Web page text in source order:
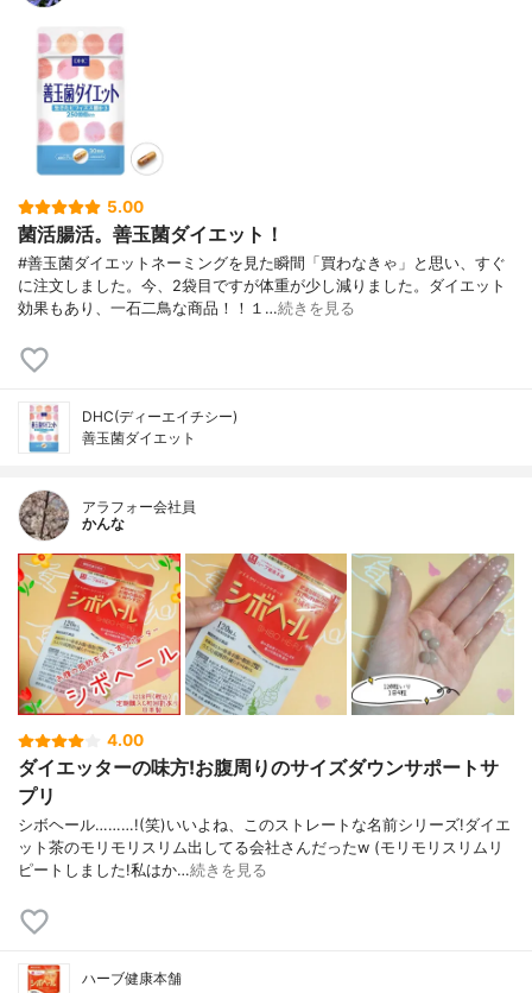
5.00
菌活腸活。善玉菌ダイエット！
#善玉菌ダイエットネーミングを見た瞬間「買わなきゃ」と思い、すぐ
に注文しました。今、2袋目ですが体重が少し減りました。ダイエット
効果もあり、一石二鳥な商品！！１…続きを見る
DHC(ディーエイチシー)
善玉菌ダイエット
アラフォー会社員
かんな
4.00
ダイエッターの味方!お腹周りのサイズダウンサポートサ
プリ
シボヘール………!(笑)いいよね、このストレートな名前シリーズ!ダイエ
ット茶のモリモリスリム出してる会社さんだったw (モリモリスリムリ
ピートしました!私はか…続きを見る
ハーブ健康本舗